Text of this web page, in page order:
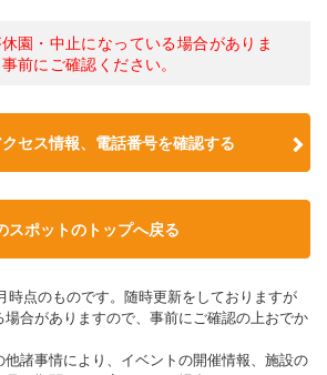
園・中止になっている場合がありま
前にご確認ください。
セス情報、電話番号を確認する
スポットのトップへ戻る
時点のものです。随時更新をしておりますが
合がありますので、事前にご確認の上おでか
諸事情により、イベントの開催情報、施設の